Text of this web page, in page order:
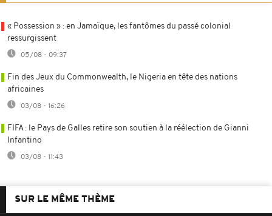
« Possession » : en Jamaïque, les fantômes du passé colonial
ressurgissent
05/08 - 09:37
Fin des Jeux du Commonwealth, le Nigeria en tête des nations
africaines
03/08 - 16:26
FIFA : le Pays de Galles retire son soutien à la réélection de Gianni
Infantino
03/08 - 11:43
SUR LE MÊME THÈME